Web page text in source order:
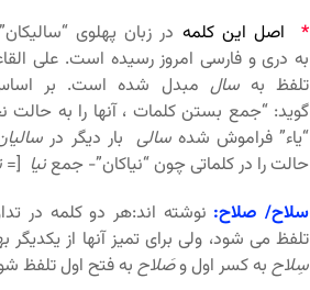
*
اصل این کلمه در زبان پهلوی
به دری و فارسی امروز رسیده است. علی
تلفظ بهسال مبدل شده است. بر
گوید: “جمع بستن کلمات ، آنها را به حالت
“یاء” فراموش شدهسالی بار دیگر در
حالت را در کلماتی چون “نیاکان”- جمعنیا [=
سلاح/ صلاح: نوشته اند:هر دو کلمه در
تلفظ می شود، ولی برای تمیز آنها از
سِلاح به کسر اول وصَلاح به فتح اول تلفظ